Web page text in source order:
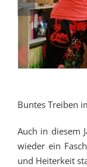
Buntes Treiben
Auch in diesem
wieder ein
und Heiterkeit